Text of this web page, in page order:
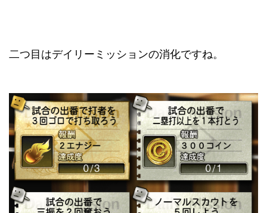
二つ目はデイリーミッションの消化ですね。